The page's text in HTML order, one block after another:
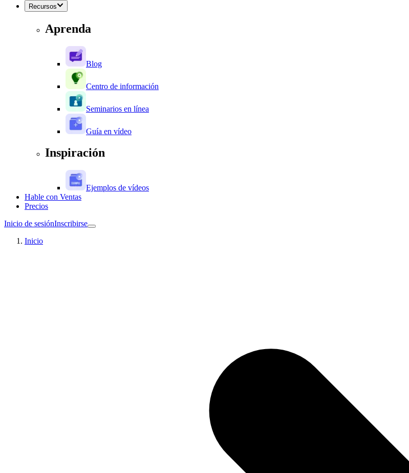
Recursos
Aprenda
Blog
Centro de información
Seminarios en línea
Guía en vídeo
Inspiración
Ejemplos de vídeos
Hable con Ventas
Precios
Inicio de sesiónInscribirse
Inicio